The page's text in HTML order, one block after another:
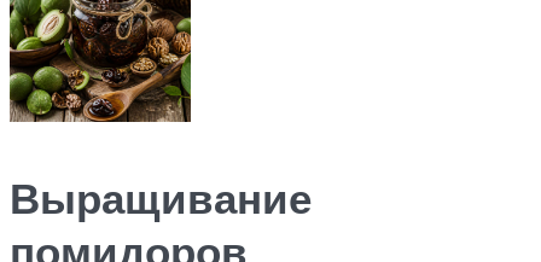
Выращивание
помидоров